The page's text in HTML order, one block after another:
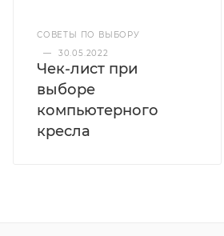
СОВЕТЫ ПО ВЫБОРУ
—
30.05.2022
Чек-лист при
выборе
компьютерного
кресла